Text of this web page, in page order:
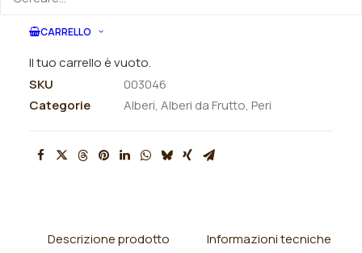
CARRELLO
Il tuo carrello è vuoto.
SKU
003046
Categorie
Alberi, Alberi da Frutto, Peri
Descrizione prodotto Informazioni tecniche